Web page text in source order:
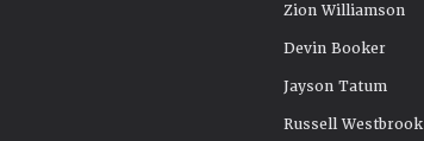
Zion Williamson
Devin Booker
Jayson Tatum
Russell Westbrook